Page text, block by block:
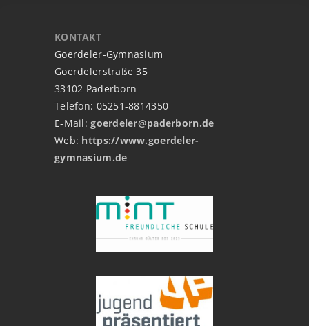
KONTAKT
Goerdeler-Gymnasium
Goerdelerstraße 35
33102 Paderborn
Telefon: 05251-8814350
E-Mail:goerdeler@paderborn.de
Web: https://www.goerdeler-
gymnasium.de